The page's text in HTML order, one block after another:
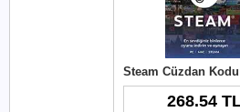
Steam Cüzdan
268.54